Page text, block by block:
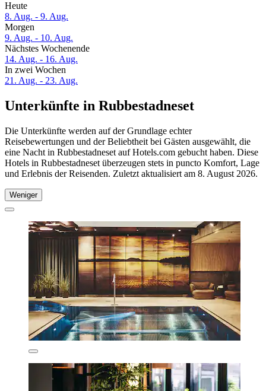
Heute
8. Aug. - 9. Aug.
Morgen
9. Aug. - 10. Aug.
Nächstes Wochenende
14. Aug. - 16. Aug.
In zwei Wochen
21. Aug. - 23. Aug.
Unterkünfte in Rubbestadneset
Die Unterkünfte werden auf der Grundlage echter
Reisebewertungen und der Beliebtheit bei Gästen ausgewählt, die
eine Nacht in Rubbestadneset auf Hotels.com gebucht haben. Diese
Hotels in Rubbestadneset überzeugen stets in puncto Komfort, Lage
und Erlebnis der Reisenden. Zuletzt aktualisiert am 8. August 2026.
Weniger